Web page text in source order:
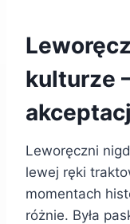
kulturze
Leworęczni
lewej ręki
momentach
różnie. Była